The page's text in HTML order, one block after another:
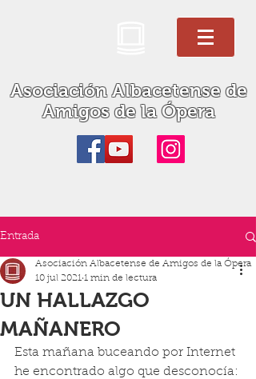
Asociación Albacetense de
Amigos de la Ópera
Entrada
UN HALLAZGO
MAÑANERO
Asociación Albacetense de Amigos de la Ópera
10 jul 2021 1 min de lectura
Esta mañana buceando por Internet
he encontrado algo que desconocía: